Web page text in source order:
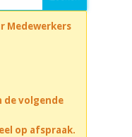
Medewerkers
de volgende
op afspraak.